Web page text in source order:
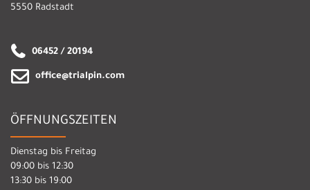
5550 Radstadt
06452 / 20194
office@trialpin.com
ÖFFNUNGSZEITEN
Dienstag bis Freitag
09:00 bis 12:30
13:30 bis 19:00